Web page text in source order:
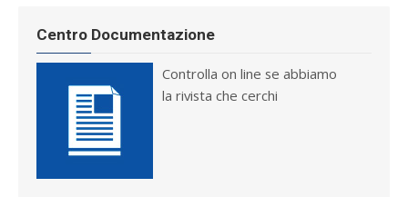
Centro Documentazione
Controlla on line se abbiamo
la rivista che cerchi